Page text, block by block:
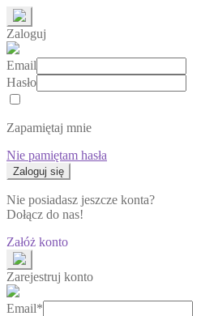
Zaloguj
Email
Hasło
Zapamiętaj mnie
Nie pamiętam hasła
Nie posiadasz jeszcze konta?
Dołącz do nas!
Załóż konto
Zarejestruj konto
Email*